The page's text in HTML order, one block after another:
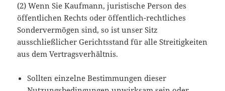
(2) Wenn Sie Kaufmann, juristische Person des
öffentlichen Rechts oder öffentlich-rechtliches
Sondervermögen sind, so ist unser Sitz
ausschließlicher Gerichtsstand für alle Streitigkeiten
aus dem Vertragsverhältnis.
Sollten einzelne Bestimmungen dieser